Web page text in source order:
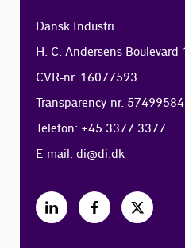
Dansk Industri
H. C. Andersens
CVR-nr. 16077593
Transparency-nr.
Telefon: +45 3377 3377
E-mail:di@di.dk